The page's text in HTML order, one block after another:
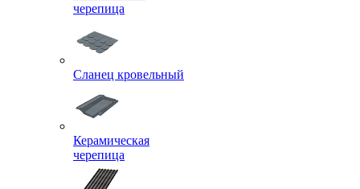
черепица
Сланец кровельный
Керамическая
черепица